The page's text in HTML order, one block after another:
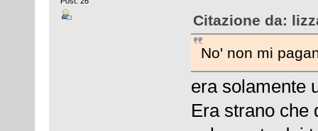
Citazione da:
No' non mi
era solamente
Era strano che